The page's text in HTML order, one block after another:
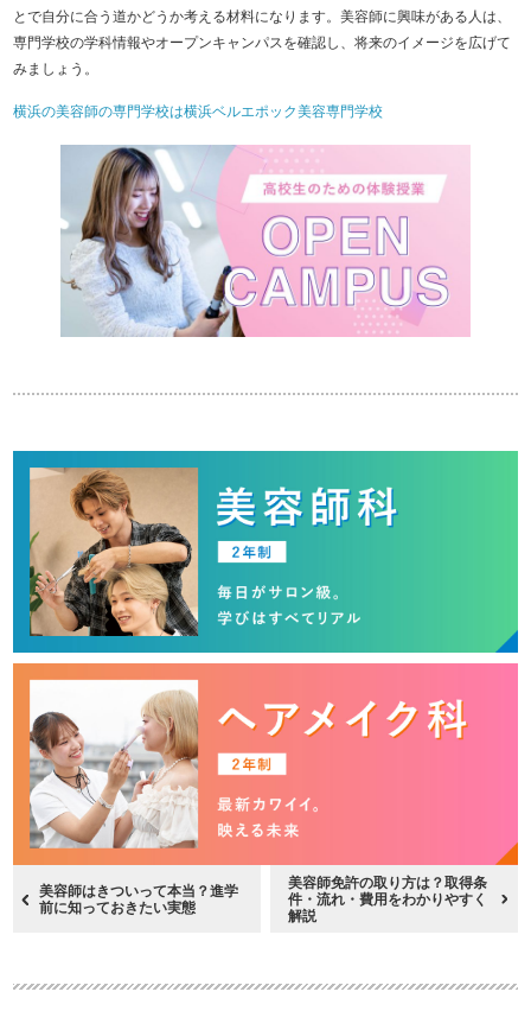
とで自分に合う道かどうか考える材料になります。美容師に興味がある人は、
専門学校の学科情報やオープンキャンパスを確認し、将来のイメージを広げて
みましょう。
横浜の美容師の専門学校は横浜ベルエポック美容専門学校
美容師はきついって本当？進学
前に知っておきたい実態
美容師免許の取り方は？取得条
件・流れ・費用をわかりやすく
解説